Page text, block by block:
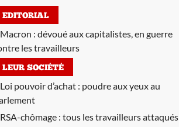
EDITORIAL
Macron : dévoué aux capitalistes, en guerre
les travailleurs
LEUR SOCIÉTÉ
Loi pouvoir d’achat : poudre aux yeux au
RSA-chômage : tous les travailleurs attaqués